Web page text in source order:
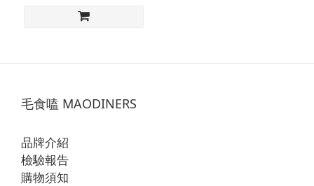
毛食嗑 MAODINERS
品牌介紹
檢驗報告
購物須知